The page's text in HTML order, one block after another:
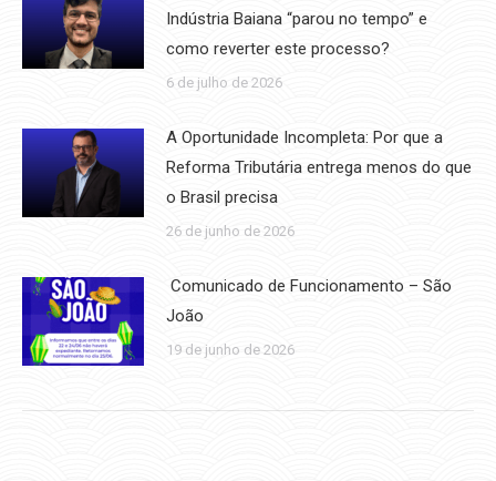
Indústria Baiana “parou no tempo” e
como reverter este processo?
6 de julho de 2026
A Oportunidade Incompleta: Por que a
Reforma Tributária entrega menos do que
o Brasil precisa
26 de junho de 2026
Comunicado de Funcionamento – São
João
19 de junho de 2026